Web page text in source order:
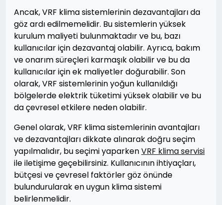
Ancak, VRF klima sistemlerinin dezavantajları da
göz ardı edilmemelidir. Bu sistemlerin yüksek
kurulum maliyeti bulunmaktadır ve bu, bazı
kullanıcılar için dezavantaj olabilir. Ayrıca, bakım
ve onarım süreçleri karmaşık olabilir ve bu da
kullanıcılar için ek maliyetler doğurabilir. Son
olarak, VRF sistemlerinin yoğun kullanıldığı
bölgelerde elektrik tüketimi yüksek olabilir ve bu
da çevresel etkilere neden olabilir.
Genel olarak, VRF klima sistemlerinin avantajları
ve dezavantajları dikkate alınarak doğru seçim
yapılmalıdır, bu seçimi yaparkenVRF klima servisi
ile iletişime geçebilirsiniz. Kullanıcının ihtiyaçları,
bütçesi ve çevresel faktörler göz önünde
bulundurularak en uygun klima sistemi
belirlenmelidir.